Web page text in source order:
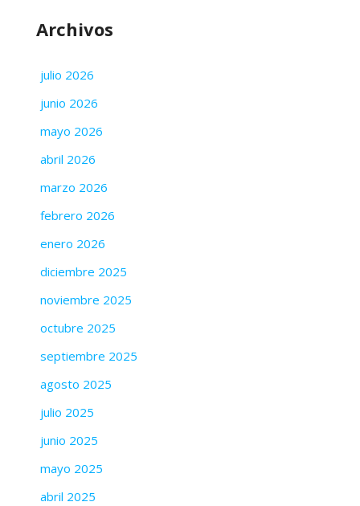
Archivos
julio 2026
junio 2026
mayo 2026
abril 2026
marzo 2026
febrero 2026
enero 2026
diciembre 2025
noviembre 2025
octubre 2025
septiembre 2025
agosto 2025
julio 2025
junio 2025
mayo 2025
abril 2025